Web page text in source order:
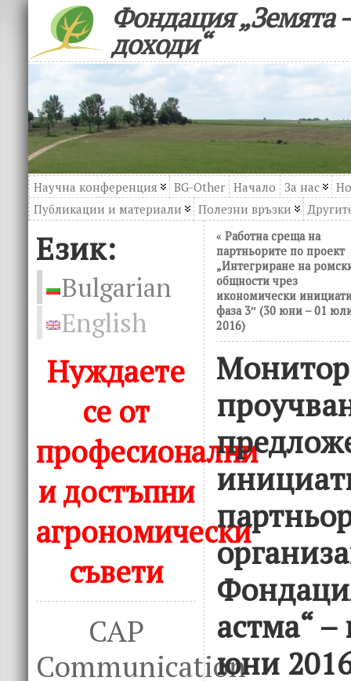
Фондация „Земята
доходи“
Научна конференция BG-Other Начало За нас
Публикации и материали
Полезни връзки
Език:
Bulgarian
English
Нуждаете
се от
професионални
и достъпни
агрономически
съвети
CAP
Communication
« Работна среща на
партньорите по проект
„Интегриране на
общности чрез
икономически
фаза 3″ (30 юни – 01
2016)
астма“
юни